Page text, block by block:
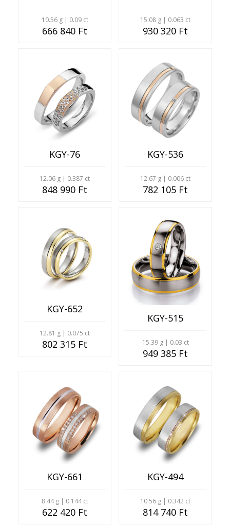
10.56 g | 0.09 ct
666 840 Ft
15.08 g | 0.063 ct
930 320 Ft
KGY-76
12.06 g | 0.387 ct
848 990 Ft
KGY-536
12.67 g | 0.006 ct
782 105 Ft
KGY-652
12.81 g | 0.075 ct
802 315 Ft
KGY-515
15.39 g | 0.03 ct
949 385 Ft
KGY-661
8.44 g | 0.144 ct
622 420 Ft
KGY-494
10.56 g | 0.342 ct
814 740 Ft